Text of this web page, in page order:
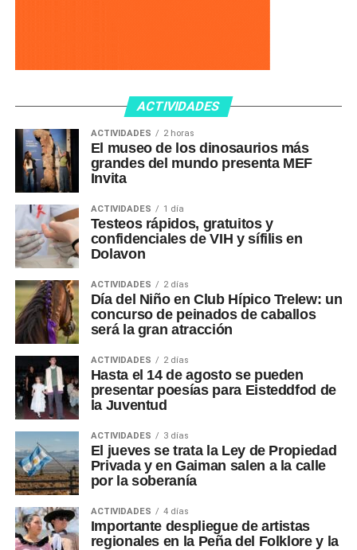
ACTIVIDADES
ACTIVIDADES 2 horas
El museo de los dinosaurios más
grandes del mundo presenta MEF
Invita
ACTIVIDADES 1 día
Testeos rápidos, gratuitos y
confidenciales de VIH y sífilis en
Dolavon
ACTIVIDADES 2 días
Día del Niño en Club Hípico Trelew: un
concurso de peinados de caballos
será la gran atracción
ACTIVIDADES 2 días
Hasta el 14 de agosto se pueden
presentar poesías para Eisteddfod de
la Juventud
ACTIVIDADES 3 días
El jueves se trata la Ley de Propiedad
Privada y en Gaiman salen a la calle
por la soberanía
ACTIVIDADES 4 días
Importante despliegue de artistas
regionales en la Peña del Folklore y la